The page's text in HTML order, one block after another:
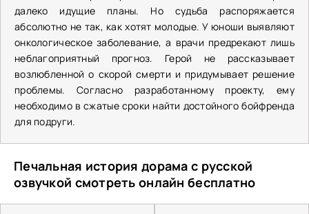
далеко идущие планы. Но судьба распоряжается
абсолютно не так, как хотят молодые. У юноши выявляют
онкологическое заболевание, а врачи предрекают лишь
неблагоприятный прогноз. Герой не рассказывает
возлюбленной о скорой смерти и придумывает решение
проблемы. Согласно разработанному проекту, ему
необходимо в сжатые сроки найти достойного бойфренда
для подруги.
Печальная история дорама с русской
озвучкой смотреть онлайн бесплатно